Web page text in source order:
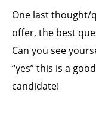
One last thought/
offer, the best
Can you see
“yes” this is a
candidate!